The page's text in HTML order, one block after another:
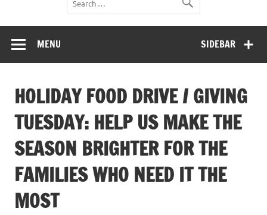
SIDEBAR
MENU
HOLIDAY FOOD DRIVE / GIVING
TUESDAY: HELP US MAKE THE
SEASON BRIGHTER FOR THE
FAMILIES WHO NEED IT THE
MOST